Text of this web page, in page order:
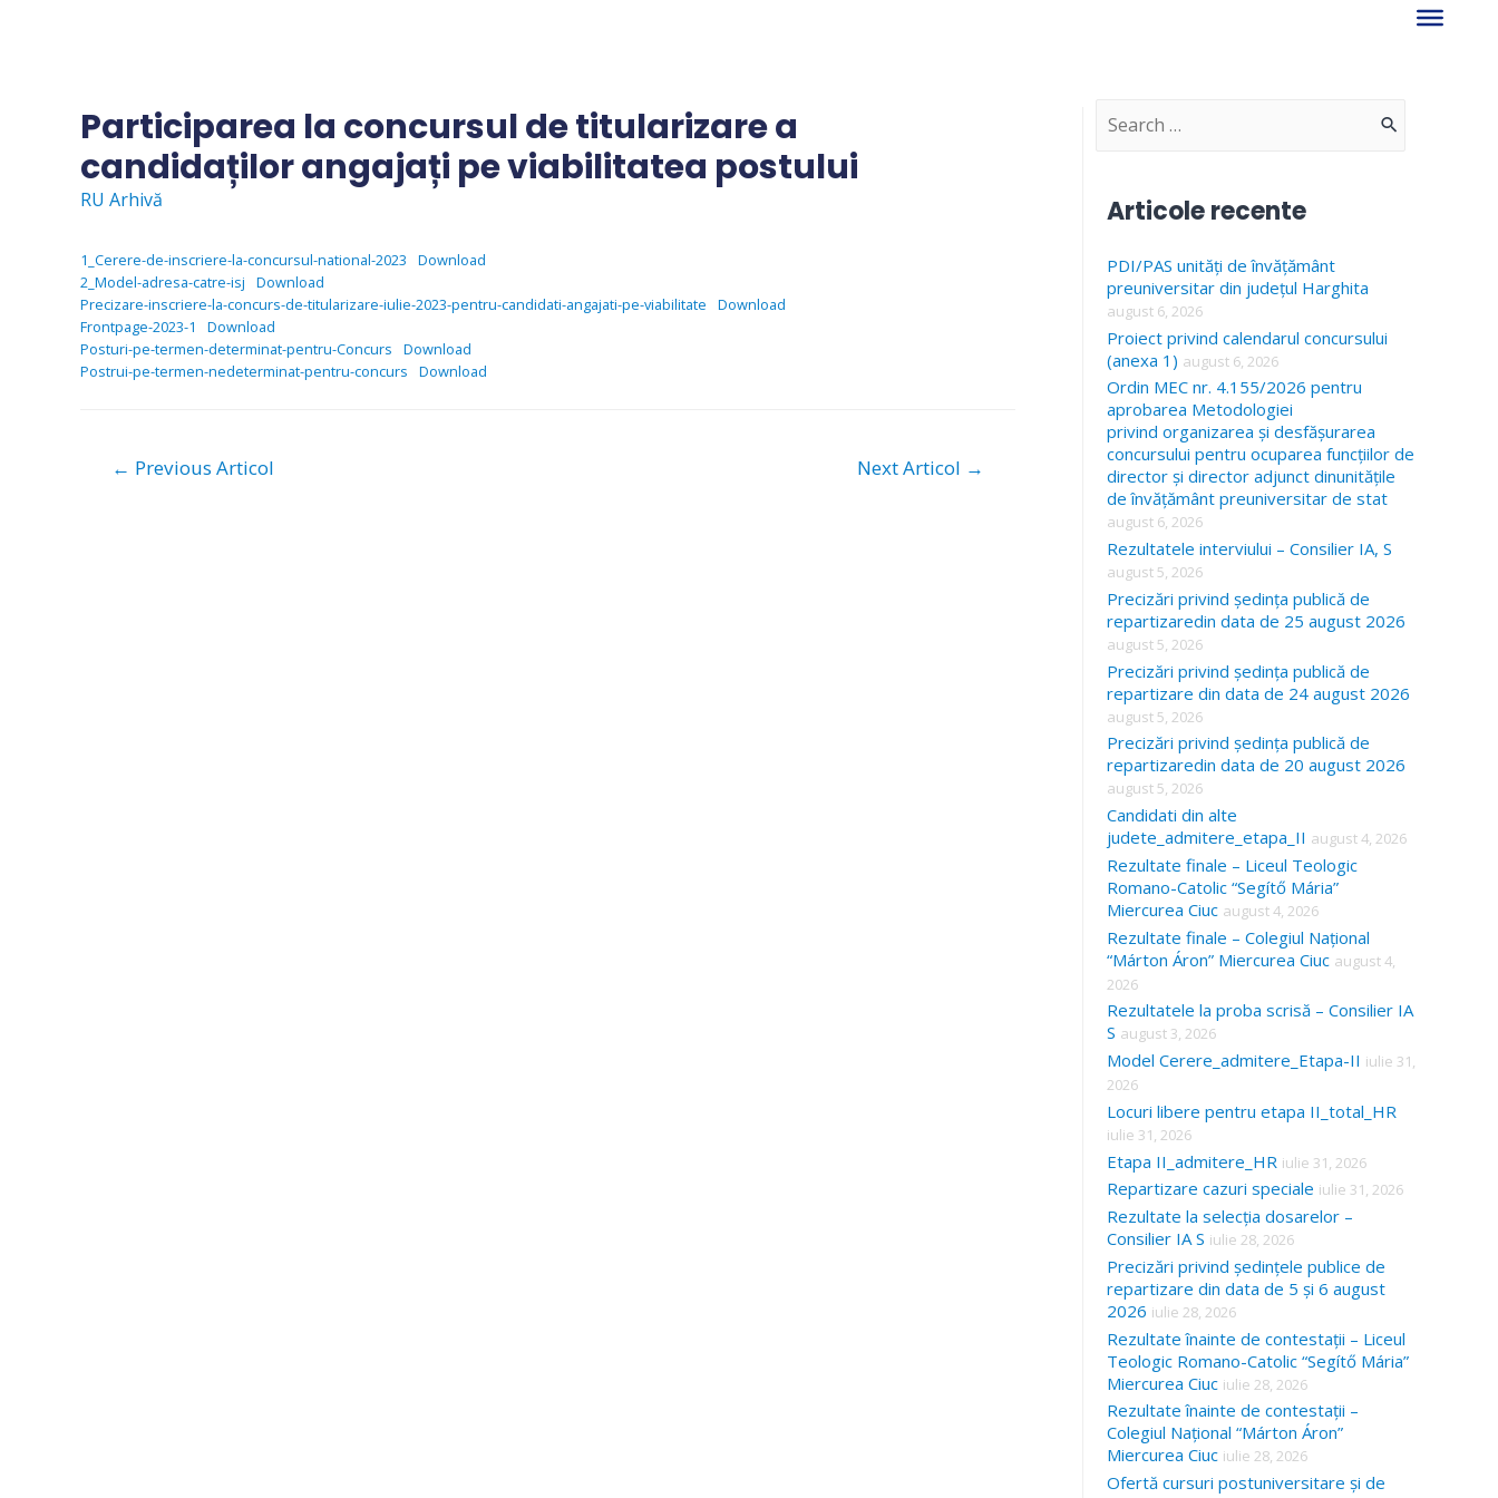
Participarea la concursul de titularizare a
candidaților angajați pe viabilitatea postului
RU Arhivă
1_Cerere-de-inscriere-la-concursul-national-2023
Download
2_Model-adresa-catre-isj
Download
Precizare-inscriere-la-concurs-de-titularizare-iulie-2023-pentru-candidati-angajati-pe-viabilitate
Download
Frontpage-2023-1
Download
Posturi-pe-termen-determinat-pentru-Concurs
Download
Postrui-pe-termen-nedeterminat-pentru-concurs
Download
Navigare
← Previous Articol Next Articol →
S
c
h
f
o
r
:
Articole recente
PDI/PAS unități de învățământ
preuniversitar din județul Harghita
august 6, 2026
Proiect privind calendarul concursului
(anexa 1) august 6, 2026
Ordin MEC nr. 4.155/2026 pentru
aprobarea Metodologiei
privind organizarea și desfășurarea
concursului pentru ocuparea funcțiilor de
director și director adjunct dinunitățile
de învățământ preuniversitar de stat
august 6, 2026
Rezultatele interviului – Consilier IA, S
august 5, 2026
Precizări privind ședința publică de
repartizaredin data de 25 august 2026
august 5, 2026
Precizări privind ședința publică de
repartizare din data de 24 august 2026
august 5, 2026
Precizări privind ședința publică de
repartizaredin data de 20 august 2026
august 5, 2026
Candidati din alte
judete_admitere_etapa_II august 4, 2026
Rezultate finale – Liceul Teologic
Romano-Catolic “Segítő Mária”
Miercurea Ciuc august 4, 2026
Rezultate finale – Colegiul Național
“Márton Áron” Miercurea Ciuc august 4,
2026
Rezultatele la proba scrisă – Consilier IA
S august 3, 2026
Model Cerere_admitere_Etapa-II iulie 31,
2026
Locuri libere pentru etapa II_total_HR
iulie 31, 2026
Etapa II_admitere_HR iulie 31, 2026
Repartizare cazuri speciale iulie 31, 2026
Rezultate la selecția dosarelor –
Consilier IA S iulie 28, 2026
Precizări privind ședințele publice de
repartizare din data de 5 și 6 august
2026 iulie 28, 2026
Rezultate înainte de contestații – Liceul
Teologic Romano-Catolic “Segítő Mária”
Miercurea Ciuc iulie 28, 2026
Rezultate înainte de contestații –
Colegiul Național “Márton Áron”
Miercurea Ciuc iulie 28, 2026
Ofertă cursuri postuniversitare și de